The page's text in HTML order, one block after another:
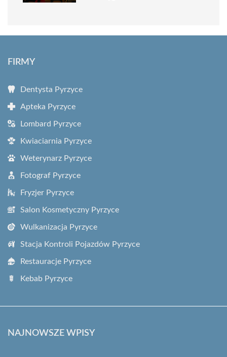
FIRMY
Dentysta Pyrzyce
Apteka Pyrzyce
Lombard Pyrzyce
Kwiaciarnia Pyrzyce
Weterynarz Pyrzyce
Fotograf Pyrzyce
Fryzjer Pyrzyce
Salon Kosmetyczny Pyrzyce
Wulkanizacja Pyrzyce
Stacja Kontroli Pojazdów Pyrzyce
Restauracje Pyrzyce
Kebab Pyrzyce
NAJNOWSZE WPISY